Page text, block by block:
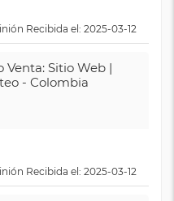
Recibida el: 2025-03-12
Venta: Sitio Web |
- Colombia
Recibida el: 2025-03-12